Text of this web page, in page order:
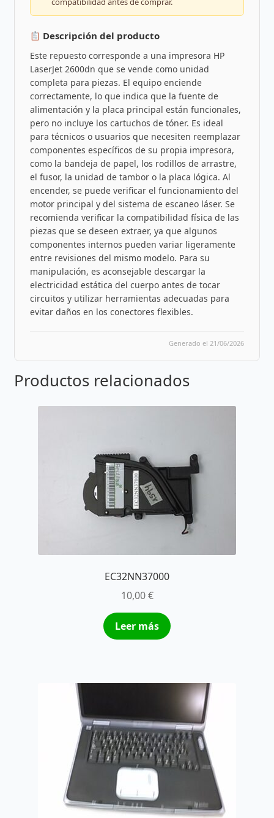
Descripción del producto
Este repuesto corresponde a una impresora HP
LaserJet 2600dn que se vende como unidad
completa para piezas. El equipo enciende
correctamente, lo que indica que la fuente de
alimentación y la placa principal están funcionales,
pero no incluye los cartuchos de tóner. Es ideal
para técnicos o usuarios que necesiten reemplazar
componentes específicos de su propia impresora,
como la bandeja de papel, los rodillos de arrastre,
el fusor, la unidad de tambor o la placa lógica. Al
encender, se puede verificar el funcionamiento del
motor principal y del sistema de escaneo láser. Se
recomienda verificar la compatibilidad física de las
piezas que se deseen extraer, ya que algunos
componentes internos pueden variar ligeramente
entre revisiones del mismo modelo. Para su
manipulación, es aconsejable descargar la
electricidad estática del cuerpo antes de tocar
circuitos y utilizar herramientas adecuadas para
evitar daños en los conectores flexibles.
Generado el 21/06/2026
Productos relacionados
EC32NN37000
10,00€
Leer más